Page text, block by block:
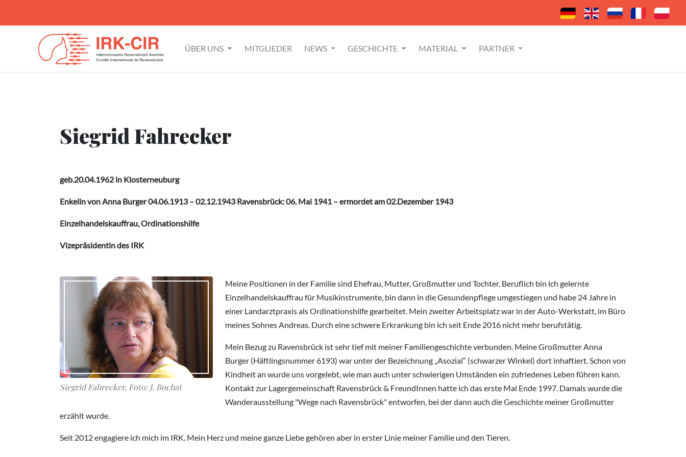
ÜBER UNS MITGLIEDER NEWS GESCHICHTE MATERIAL PARTNER
Siegrid Fahrecker
geb.20.04.1962 in Klosterneuburg
Enkelin von Anna Burger 04.06.1913 – 02.12.1943 Ravensbrück: 06. Mai 1941 – ermordet am 02.Dezember 1943
Einzelhandelskauffrau, Ordinationshilfe
Vizepräsidentin des IRK
Siegrid Fahrecker, Foto: J. Bochat
Meine Positionen in der Familie sind Ehefrau, Mutter, Großmutter und Tochter. Beruflich bin ich gelernte
Einzelhandelskauffrau für Musikinstrumente, bin dann in die Gesundenpflege umgestiegen und habe 24 Jahre in
einer Landarztpraxis als Ordinationshilfe gearbeitet. Mein zweiter Arbeitsplatz war in der Auto-Werkstatt, im Büro
meines Sohnes Andreas. Durch eine schwere Erkrankung bin ich seit Ende 2016 nicht mehr berufstätig.
Mein Bezug zu Ravensbrück ist sehr tief mit meiner Familiengeschichte verbunden. Meine Großmutter Anna
Burger (Häftlingsnummer 6193) war unter der Bezeichnung „Asozial“ (schwarzer Winkel) dort inhaftiert. Schon von
Kindheit an wurde uns vorgelebt, wie man auch unter schwierigen Umständen ein zufriedenes Leben führen kann.
Kontakt zur Lagergemeinschaft Ravensbrück & FreundInnen hatte ich das erste Mal Ende 1997. Damals wurde die
Wanderausstellung "Wege nach Ravensbrück" entworfen, bei der dann auch die Geschichte meiner Großmutter
erzählt wurde.
Seit 2012 engagiere ich mich im IRK. Mein Herz und meine ganze Liebe gehören aber in erster Linie meiner Familie und den Tieren.